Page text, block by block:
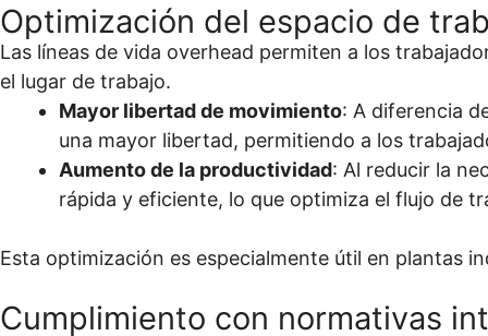
Optimización del espacio de
Las líneas de vida overhead permiten a los
el lugar de trabajo.
Mayor libertad de movimiento: A diferencia
una mayor libertad, permitiendo a los
Aumento de la productividad: Al reducir la
rápida y eficiente, lo que optimiza el flujo de
Esta optimización es especialmente útil en plantas
Cumplimiento con normativas